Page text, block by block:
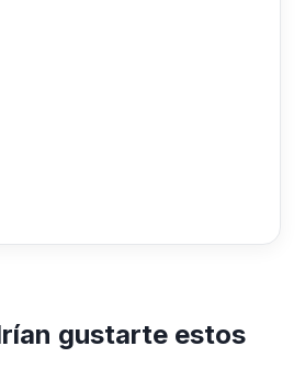
gustarte estos